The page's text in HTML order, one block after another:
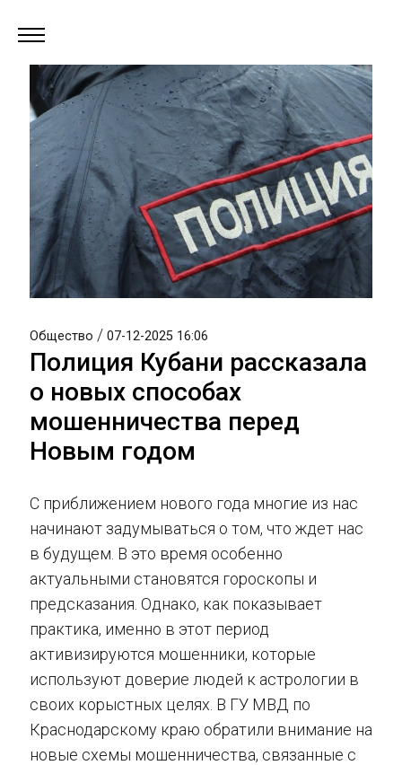
Общество / 07-12-2025 16:06
Полиция Кубани рассказала
о новых способах
мошенничества перед
Новым годом
С приближением нового года многие из нас
начинают задумываться о том, что ждет нас
в будущем. В это время особенно
актуальными становятся гороскопы и
предсказания. Однако, как показывает
практика, именно в этот период
активизируются мошенники, которые
используют доверие людей к астрологии в
своих корыстных целях. В ГУ МВД по
Краснодарскому краю обратили внимание на
новые схемы мошенничества, связанные с